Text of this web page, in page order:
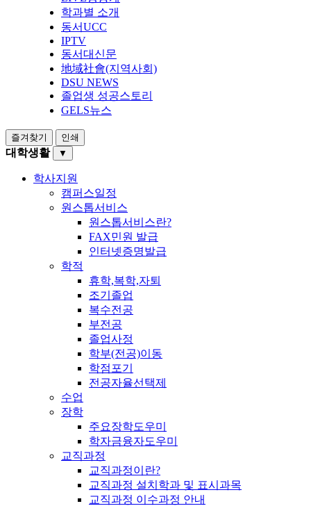
학과별 소개
동서UCC
IPTV
동서대신문
地域社會(지역사회)
DSU NEWS
졸업생 성공스토리
GELS뉴스
즐겨찾기 인쇄
대학생활 ▼
학사지원
캠퍼스일정
원스톱서비스
원스톱서비스란?
FAX민원 발급
인터넷증명발급
학적
휴학,복학,자퇴
조기졸업
복수전공
부전공
졸업사정
학부(전공)이동
학점포기
전공자율선택제
수업
장학
주요장학도우미
학자금융자도우미
교직과정
교직과정이란?
교직과정 설치학과 및 표시과목
교직과정 이수과정 안내